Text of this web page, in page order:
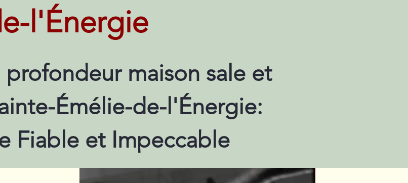
l'Énergie
maison sale et
Émélie-de-l'Énergie:
Fiable et Impeccable